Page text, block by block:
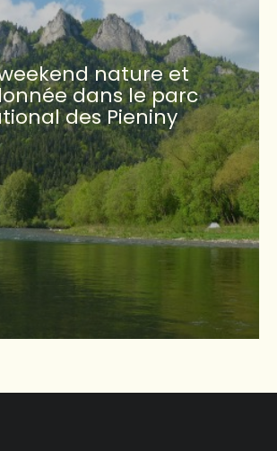
nature et
dans le parc
des Pieniny